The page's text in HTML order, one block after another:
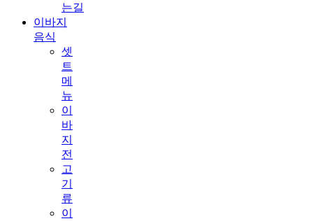
는길
이바지
음식
셋
트
메
뉴
이
바
지
전
고
기
류
이